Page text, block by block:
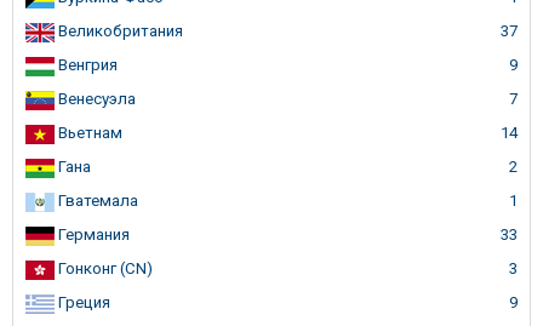
Великобритания
37
Венгрия
9
Венесуэла
7
Вьетнам
14
Гана
2
Гватемала
1
Германия
33
Гонконг (CN)
3
Греция
9